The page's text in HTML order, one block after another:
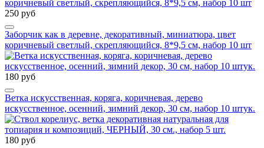
250 руб
Заборчик как в деревне, декоративный, миниатюра, цвет
коричневый светлый, скрепляющийся, 8*9,5 см, набор 10 шт
180 руб
Ветка искусственная, коряга, коричневая, дерево
искусственное, осенний, зимний декор, 30 см, набор 10 штук.
180 руб